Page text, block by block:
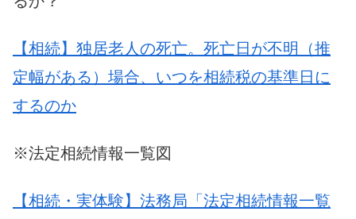
【相続】独居老人の死亡。死亡日が不明（推
定幅がある）場合、いつを相続税の基準日に
するのか
※法定相続情報一覧図
【相続・実体験】法務局「法定相続情報一覧